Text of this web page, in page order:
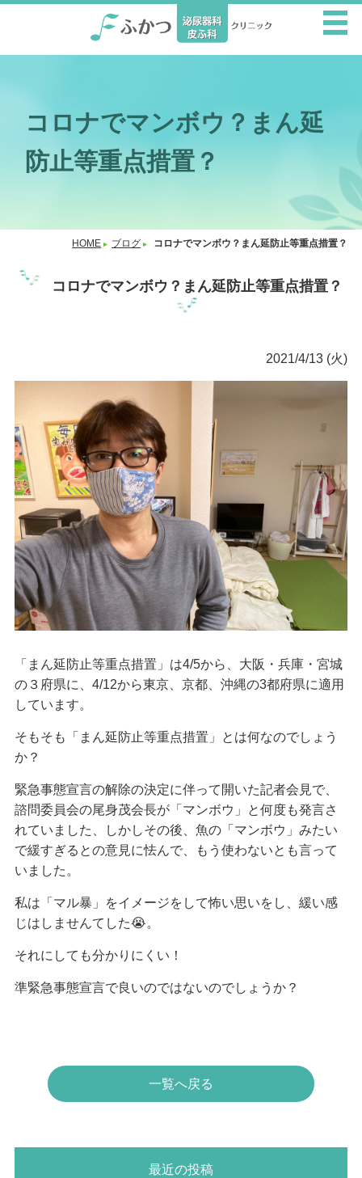
コロナでマンボウ？まん延
防止等重点措置？
HOME ブログ コロナでマンボウ？まん延防止等重点措置？
コロナでマンボウ？まん延防止等重点措置？
2021/4/13 (火)
「まん延防止等重点措置」は4/5から、大阪・兵庫・宮城
の３府県に、4/12から東京、京都、沖縄の3都府県に適用
しています。
そもそも「まん延防止等重点措置」とは何なのでしょう
か？
緊急事態宣言の解除の決定に伴って開いた記者会見で、
諮問委員会の尾身茂会長が「マンボウ」と何度も発言さ
れていました、しかしその後、魚の「マンボウ」みたい
で緩すぎるとの意見に怯んで、もう使わないとも言って
いました。
私は「マル暴」をイメージをして怖い思いをし、緩い感
じはしませんてした😭。
それにしても分かりにくい！
準緊急事態宣言で良いのではないのでしょうか？
一覧へ戻る
最近の投稿